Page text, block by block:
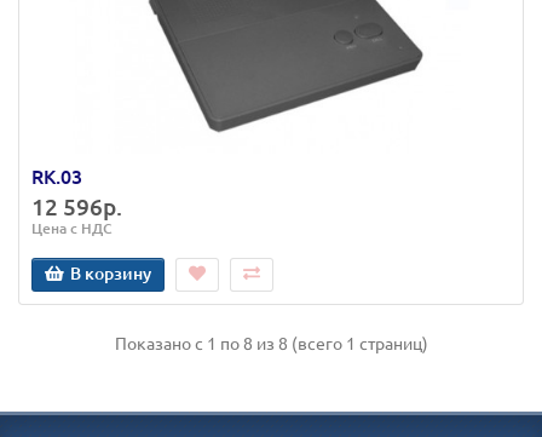
RK.03
12 596р.
Цена с НДС
В корзину
Показано с 1 по 8 из 8 (всего 1 страниц)